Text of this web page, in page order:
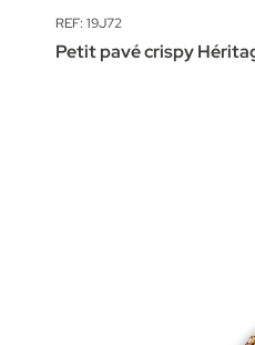
REF: 19J72
Petit pavé crispy